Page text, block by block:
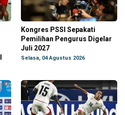
Kongres PSSI Sepakati
Pemilihan Pengurus Digelar
Juli 2027
Selasa, 04 Agustus 2026